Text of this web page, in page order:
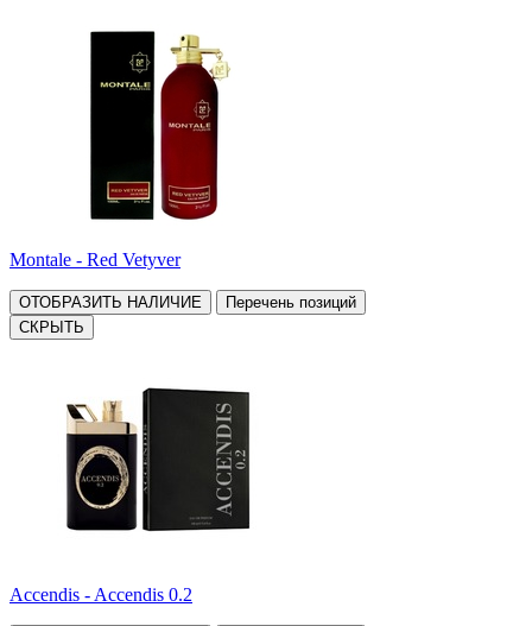
Montale - Red Vetyver
ОТОБРАЗИТЬ НАЛИЧИЕ
Перечень позиций
СКРЫТЬ
Accendis - Accendis 0.2